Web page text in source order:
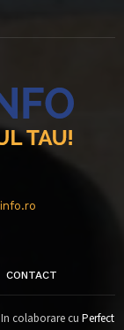
CONTACT
colaborare cu Perfect